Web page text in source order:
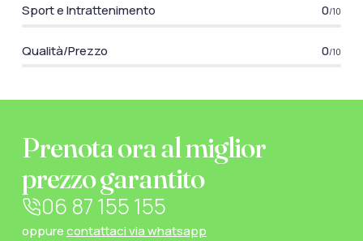
Sport e Intrattenimento 0/10
Qualità/Prezzo 0/10
Prenota ora al miglior
prezzo garantito
06 87 155 155
oppurecontattaci via whatsapp